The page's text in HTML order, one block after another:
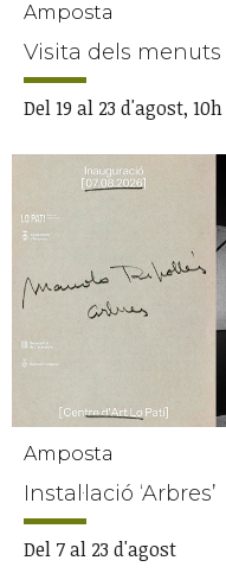
Amposta
Visita dels menuts
Del 19 al 23 d'agost, 10h
Amposta
Instal·lació ‘Arbres’
Del 7 al 23 d'agost